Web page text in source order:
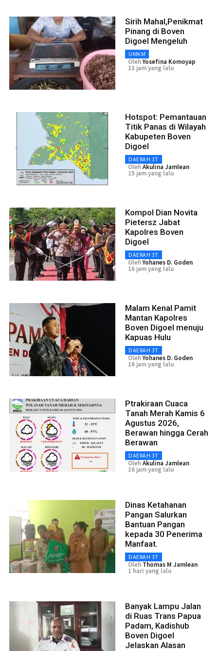
Sirih Mahal,Penikmat
Pinang di Boven
Digoel Mengeluh
UMKM
OlehYosefina Komoyap
13 jam yang lalu
Hotspot: Pemantauan
Titik Panas di Wilayah
Kabupeten Boven
Digoel
DAERAH 3T
OlehAkulina Jamlean
15 jam yang lalu
Kompol Dian Novita
Pietersz Jabat
Kapolres Boven
Digoel
DAERAH 3T
OlehYohanes D. Goden
16 jam yang lalu
Malam Kenal Pamit
Mantan Kapolres
Boven Digoel menuju
Kapuas Hulu
DAERAH 3T
OlehYohanes D. Goden
16 jam yang lalu
Ptrakiraan Cuaca
Tanah Merah Kamis 6
Agustus 2026,
Berawan hingga Cerah
Berawan
DAERAH 3T
OlehAkulina Jamlean
16 jam yang lalu
Dinas Ketahanan
Pangan Salurkan
Bantuan Pangan
kepada 30 Penerima
Manfaat.
DAERAH 3T
Oleh Thomas M Jamlean
1 hari yang lalu
Banyak Lampu Jalan
di Ruas Trans Papua
Padam, Kadishub
Boven Digoel
Jelaskan Alasan